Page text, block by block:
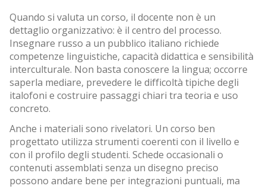
Quando si valuta un corso, il docente non è un
dettaglio organizzativo: è il centro del processo.
Insegnare russo a un pubblico italiano richiede
competenze linguistiche, capacità didattica e sensibilità
interculturale. Non basta conoscere la lingua; occorre
saperla mediare, prevedere le difficoltà tipiche degli
italofoni e costruire passaggi chiari tra teoria e uso
concreto.
Anche i materiali sono rivelatori. Un corso ben
progettato utilizza strumenti coerenti con il livello e
con il profilo degli studenti. Schede occasionali o
contenuti assemblati senza un disegno preciso
possono andare bene per integrazioni puntuali, ma